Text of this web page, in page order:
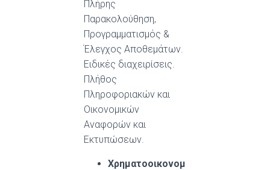
Πλήρης
Παρακολούθηση,
Προγραμματισμός &
Έλεγχος Αποθεμάτων.
Ειδικές διαχειρίσεις.
Πλήθος
Πληροφοριακών και
Οικονομικών
Αναφορών και
Εκτυπώσεων.
Χρηματοοικονομ